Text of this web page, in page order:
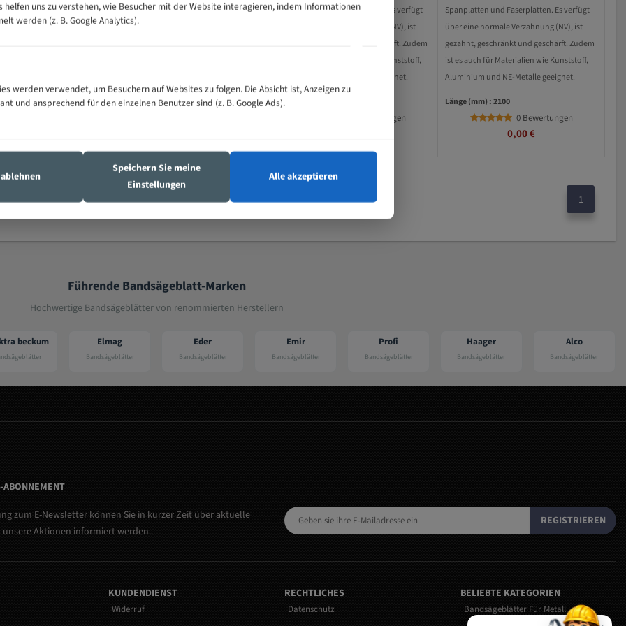
Faserplatten. Es verfügt
Verzahnung (NV), ist
wie Kunststoff,
Spanplatten und Faserplatten. Es verfügt
über eine normale Verzahnung (NV), ist
Länge (mm) : 1360
Spanplatten und Faserplatten. Es verfügt
über eine normale Verzahnung (NV), ist
gezahnt, geschränkt und geschärft. Zudem
ist es auch für Materialien wie Kunststoff,
Aluminium und NE-Metalle geeignet.
Länge (mm) : 2100
0 Bewertungen
Spanplatten und Faserplatten. Es verfügt
über eine normale Verzahnung (NV), ist
gezahnt, geschränkt und geschärft. Zudem
ist es auch für Materialien wie Kunststoff,
Aluminium und NE-Metalle geeignet.
Länge (mm) : 2100
0 Bewertungen
0,00 €
1
Führende Bandsägeblatt-Marken
Hochwertige Bandsägeblätter von renommierten Herstellern
Elmag
Bandsägeblätter Bandsägeblätter Bandsägeblätter Bandsägeblätter Bandsägeblätter Bandsägeblätter
ABONNEMENT
zum E-Newsletter können Sie in kurzer Zeit über aktuelle
Aktionen informiert werden..
REGISTRIEREN
KUNDENDIENST
Widerruf
RECHTLICHES
Datenschutz
BELIEBTE KATEGORIEN
Bandsägeblätter Für Metall
helfen uns zu verstehen, wie Besucher mit der Website interagieren, indem Informationen
werden (z. B. Google Analytics).
werden verwendet, um Besuchern auf Websites zu folgen. Die Absicht ist, Anzeigen zu
und ansprechend für den einzelnen Benutzer sind (z. B. Google Ads).
Speichern Sie meine
Einstellungen
Alle akzeptieren